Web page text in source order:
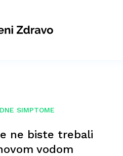
SIMPTOME
ne biste trebali
vodom